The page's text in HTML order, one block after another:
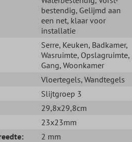
bestendig, Gelijmd aan
een net, klaar voor
installatie
Serre, Keuken, Badkamer,
Wasruimte, Opslagruimte,
Gang, Woonkamer
Vloertegels, Wandtegels
Slijtgroep 3
29,8x29,8cm
23x23mm
2 mm